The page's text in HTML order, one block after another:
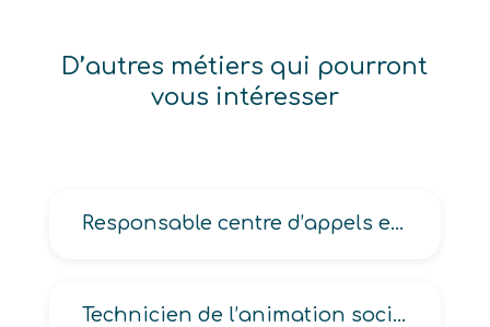
D’autres métiers qui pourront
vous intéresser
Responsable centre d’appels en maintenance informatique
Technicien de l’animation socioculturelle